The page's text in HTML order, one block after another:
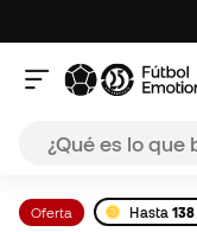
Oferta Hasta 138